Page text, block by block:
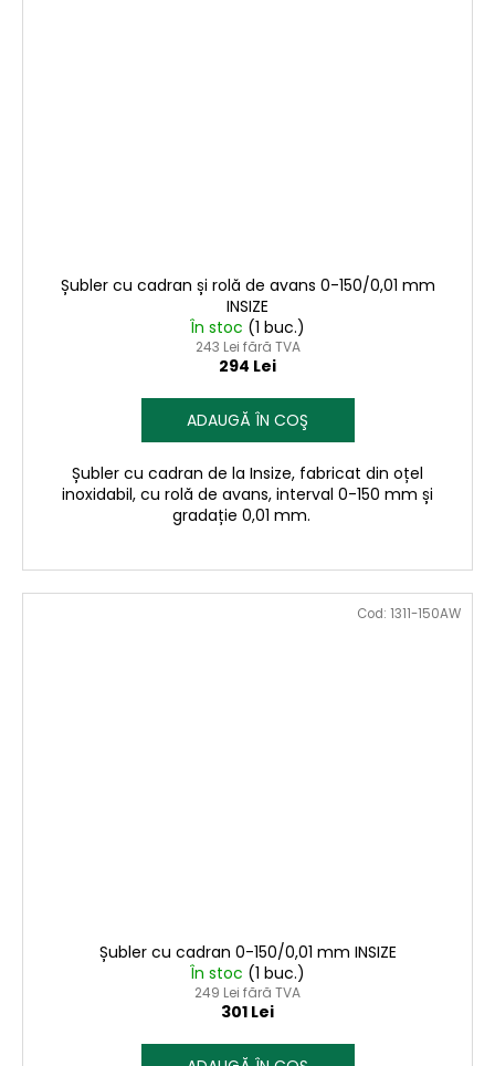
Șubler cu cadran și rolă de avans 0-150/0,01 mm
INSIZE
În stoc (1 buc.)
243 Lei fără TVA
294 Lei
ADAUGĂ ÎN COŞ
Șubler cu cadran de la Insize, fabricat din oțel
inoxidabil, cu rolă de avans, interval 0-150 mm și
gradație 0,01 mm.
Șubler cu cadran 0-150/0,01 mm INSIZE
În stoc (1 buc.)
249 Lei fără TVA
301 Lei
Cod: 1311-150AW